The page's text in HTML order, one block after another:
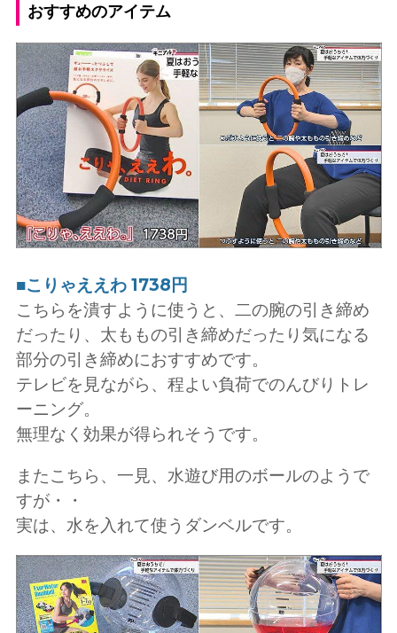
おすすめのアイテム
■こりゃええわ 1738円
こちらを潰すように使うと、二の腕の引き締め
だったり、太ももの引き締めだったり気になる
部分の引き締めにおすすめです。
テレビを見ながら、程よい負荷でのんびりトレ
ーニング。
無理なく効果が得られそうです。
またこちら、一見、水遊び用のボールのようで
すが・・
実は、水を入れて使うダンベルです。